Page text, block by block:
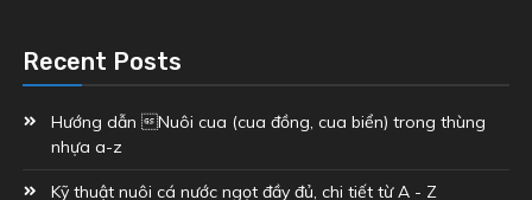
Recent Posts
Hướng dẫn Nuôi cua (cua đồng, cua biển) trong thùng
nhựa a-z
Kỹ thuật nuôi cá nước ngọt đầy đủ, chi tiết từ A - Z